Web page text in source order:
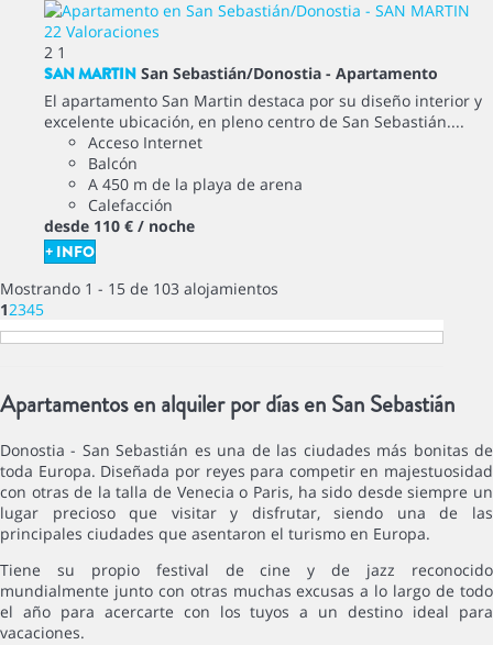
22 Valoraciones
2 1
SAN MARTIN San Sebastián/Donostia - Apartamento
El apartamento San Martin destaca por su diseño interior y
excelente ubicación, en pleno centro de San Sebastián....
Acceso Internet
Balcón
A 450 m de la playa de arena
Calefacción
desde 110 € / noche
+ INFO
Mostrando 1 - 15 de 103 alojamientos
12345
Apartamentos en alquiler por días en San Sebastián
Donostia - San Sebastián es una de las ciudades más bonitas de
toda Europa. Diseñada por reyes para competir en majestuosidad
con otras de la talla de Venecia o Paris, ha sido desde siempre un
lugar precioso que visitar y disfrutar, siendo una de las
principales ciudades que asentaron el turismo en Europa.
Tiene su propio festival de cine y de jazz reconocido
mundialmente junto con otras muchas excusas a lo largo de todo
el año para acercarte con los tuyos a un destino ideal para
vacaciones.